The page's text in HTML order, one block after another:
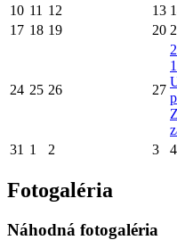
10 11 12 13
17 18 19 20
24 25 26 27
1
31 1 2 3 4
Fotogaléria
Náhodná fotogaléria